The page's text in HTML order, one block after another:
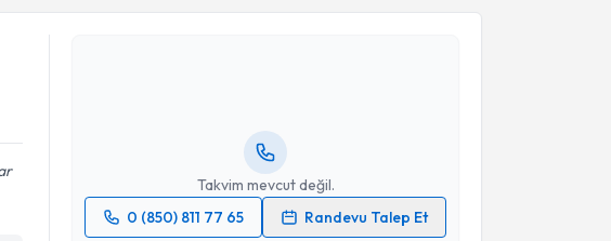
Takvim mevcut değil.
0 (850) 811 77 65
Randevu Talep Et